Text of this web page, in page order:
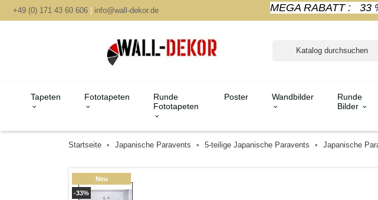
+49 (0) 171 43 60 606 | info@wall-dekor.de MEGA RABATT : 33
Tapeten Fototapeten
Runde
Fototapeten
Poster Wandbilder
Runde
Bilder
Startseite Japanische Paravents 5-teilige Japanische Paravents Japanische
-33%
Neu